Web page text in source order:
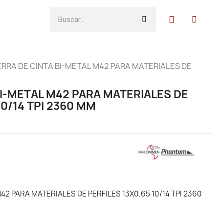
DE CINTA BI-METAL M42 PARA MATERIALES DE
METAL M42 PARA MATERIALES DE
14 TPI 2360 MM
PARA MATERIALES DE PERFILES 13X0.65 10/14 TPI 2360